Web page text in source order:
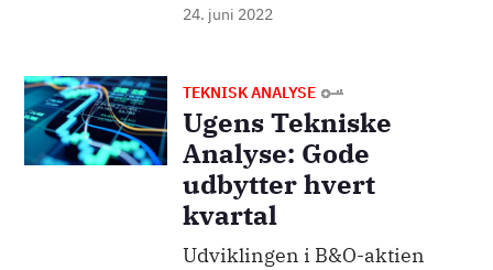
24. juni 2022
Billede TEKNISK ANALYSE
Ugens Tekniske
Analyse: Gode
udbytter hvert
kvartal
Udviklingen i B&O-aktien